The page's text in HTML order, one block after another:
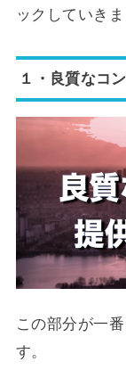
ックしていきま
１・良質なコ
この部分が一
す。